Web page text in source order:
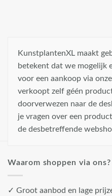
KunstplantenXL maakt
betekent dat we mogelijk
voor een aankoop via
verkoopt zelf géén
doorverwezen naar de
je vragen over een
de desbetreffende
Waarom shoppen via ons?
✓ Groot aanbod en lage